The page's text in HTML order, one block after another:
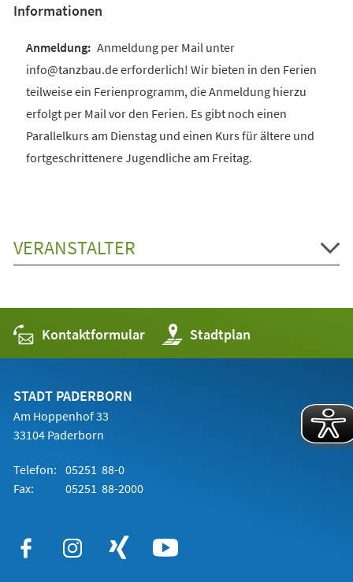
Informationen
Anmeldung per Mail unter
info@tanzbau.de erforderlich! Wir bieten in den Ferien
teilweise ein Ferienprogramm, die Anmeldung hierzu
erfolgt per Mail vor den Ferien. Es gibt noch einen
Parallelkurs am Dienstag und einen Kurs für ältere und
fortgeschrittenere Jugendliche am Freitag.
VERANSTALTER
Kontaktformular Stadtplan
(Öffnet
in
einem
STADT PADERBORN
Am Hoppenhof 33
33104 Paderborn
Telefon: 05251 88-0
Fax:
05251 88-2000